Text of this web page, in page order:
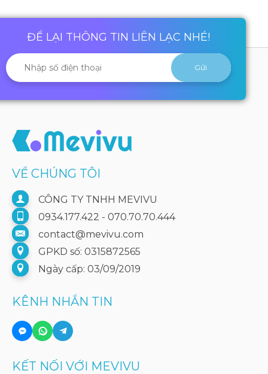
ĐỂ LẠI THÔNG TIN LIÊN LẠC NHÉ!
VỀ CHÚNG TÔI
CÔNG TY TNHH MEVIVU
0934.177.422 - 070.70.70.444
contact@mevivu.com
GPKD số: 0315872565
Ngày cấp: 03/09/2019
KÊNH NHẮN TIN
KẾT NỐI VỚI MEVIVU